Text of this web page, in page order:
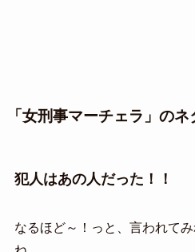
「女刑事マーチェラ」の
犯人はあの人だった！！
なるほど～！っと、言われて